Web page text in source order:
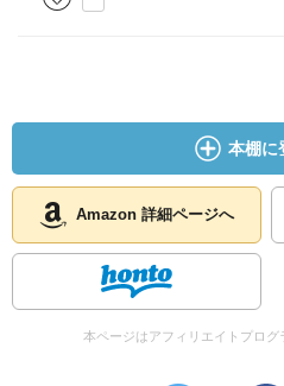
本棚に
Amazon 詳細ページへ
本ページはアフィリエイトプロ